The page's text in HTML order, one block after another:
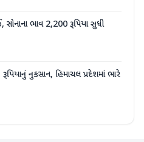
સોનાના ભાવ 2,200 રૂપિયા સુધી
નુકસાન, હિમાચલ પ્રદેશમાં ભારે